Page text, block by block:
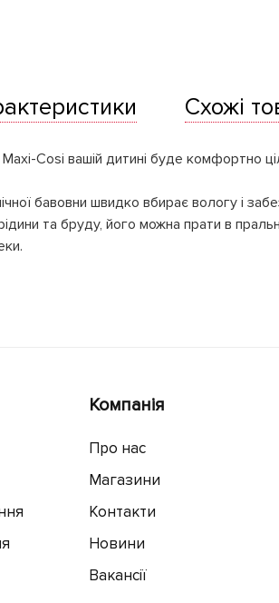
Схожі
Cosi вашій дитині буде комфортно
бавовни швидко вбирає вологу і
та бруду, його можна прати в
Компанія
Про нас
Магазини
Контакти
Новини
Вакансії